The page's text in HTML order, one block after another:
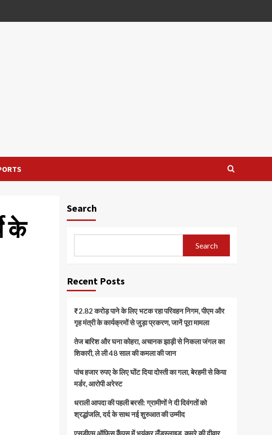
के
Search
Search
Recent Posts
₹2.82 करोड़ पाने के लिए भटक रहा परिवहन निगम, पीएम और
गृह मंत्री के कार्यक्रमों से जुड़ा प्रकरण, जानें पूरा मामला
तेज बारिश और घना कोहरा, अचानक झाड़ी से निकला जंगल का
शिकारी, ले ली 48 साल की कमला की जान
पांच हजार रुपए के लिए घोंट दिया दोस्ती का गला, बेरहमी से किया
मर्डर, आरोपी अरेस्ट
धराली आपदा की पहली बरसी: ग्रामीणों ने दी दिवंगतों को
श्रद्धांजलि, दर्द के साथ नई शुरुआत की उम्मीद
एसडीएम ऑफिस कैंपस में भयंकर लैंडस्लाइड, कमरे की दीवार